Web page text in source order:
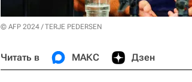
© AFP 2024 / TERJE PEDERSEN
Читать в МАКС Дзен